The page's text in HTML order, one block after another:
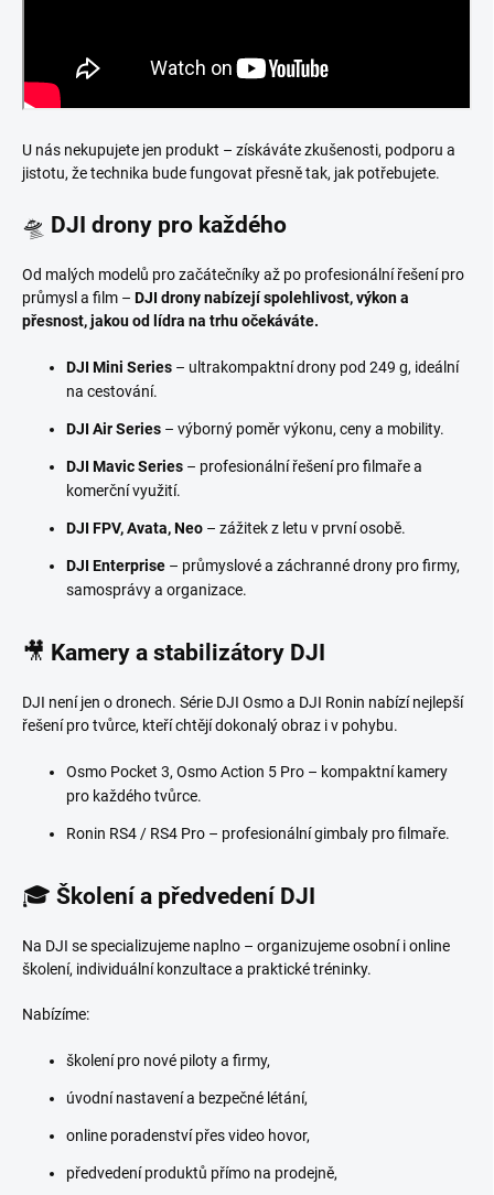
U nás nekupujete jen produkt – získáváte zkušenosti, podporu a
jistotu, že technika bude fungovat přesně tak, jak potřebujete.
🛸 DJI drony pro každého
Od malých modelů pro začátečníky až po profesionální řešení pro
průmysl a film – DJI drony nabízejí spolehlivost, výkon a
přesnost, jakou od lídra na trhu očekáváte.
DJI Mini Series – ultrakompaktní drony pod 249 g, ideální
na cestování.
DJI Air Series – výborný poměr výkonu, ceny a mobility.
DJI Mavic Series – profesionální řešení pro filmaře a
komerční využití.
DJI FPV, Avata, Neo – zážitek z letu v první osobě.
DJI Enterprise – průmyslové a záchranné drony pro firmy,
samosprávy a organizace.
🎥 Kamery a stabilizátory DJI
DJI není jen o dronech. Série DJI Osmo a DJI Ronin nabízí nejlepší
řešení pro tvůrce, kteří chtějí dokonalý obraz i v pohybu.
Osmo Pocket 3, Osmo Action 5 Pro – kompaktní kamery
pro každého tvůrce.
Ronin RS4 / RS4 Pro – profesionální gimbaly pro filmaře.
🎓 Školení a předvedení DJI
Na DJI se specializujeme naplno – organizujeme osobní i online
školení, individuální konzultace a praktické tréninky.
Nabízíme:
školení pro nové piloty a firmy,
úvodní nastavení a bezpečné létání,
online poradenství přes video hovor,
předvedení produktů přímo na prodejně,